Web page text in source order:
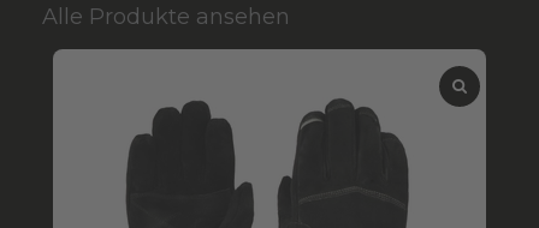
Alle Produkte ansehen